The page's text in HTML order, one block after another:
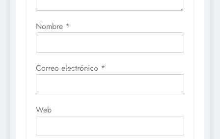
Nombre *
Correo electrónico *
Web